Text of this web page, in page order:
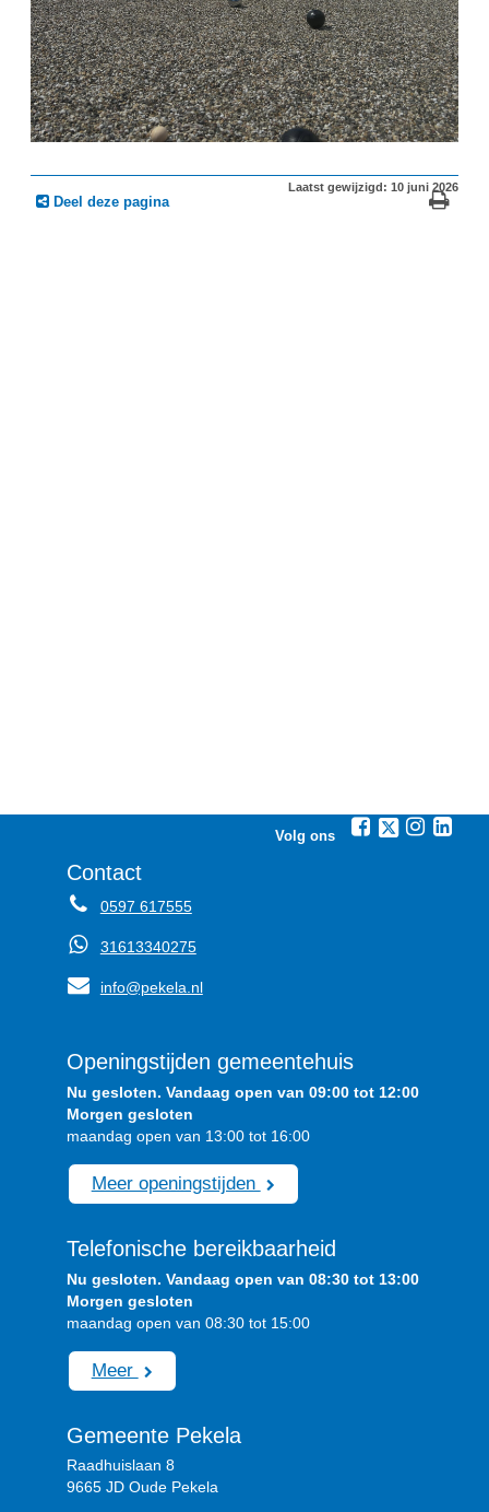
Deel deze pagina
Laatst gewijzigd: 10 juni 2026
Volg ons
Contact
0597 617555
31613340275
info@pekela.nl
Openingstijden gemeentehuis
Nu gesloten. Vandaag open van 09:00 tot 12:00
Morgen gesloten
maandag open van 13:00 tot 16:00
Meer openingstijden
Telefonische bereikbaarheid
Nu gesloten. Vandaag open van 08:30 tot 13:00
Morgen gesloten
maandag open van 08:30 tot 15:00
Meer
Gemeente Pekela
Raadhuislaan 8
9665 JD Oude Pekela